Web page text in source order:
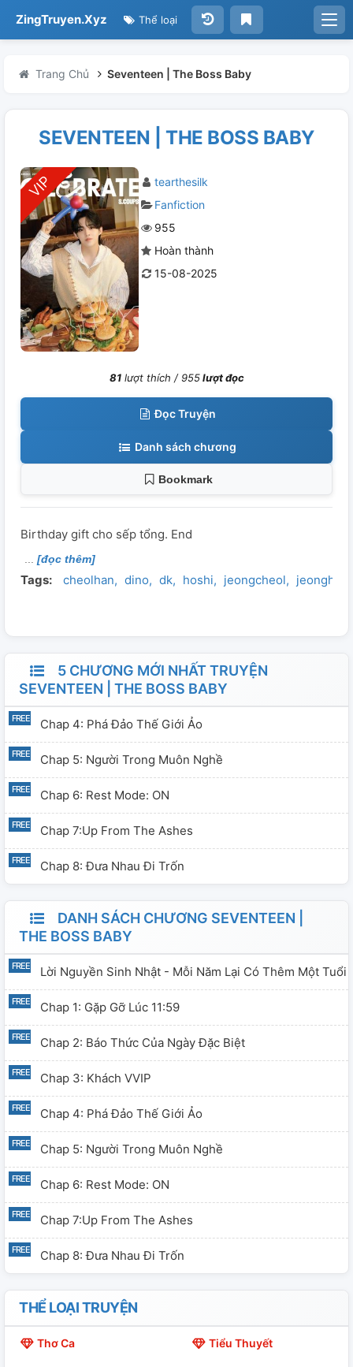
ZingTruyen.Xyz Thể loại
Trang Chủ Seventeen | The Boss Baby
SEVENTEEN | THE BOSS BABY
tearthesilk
Fanfiction
955
Hoàn thành
15-08-2025
81lượt thích /955lượt đọc
Đọc Truyện
Danh sách chương
Bookmark
Birthday gift cho sếp tổng. End
[đọc thêm]
Tags: cheolhan dino dk hoshi jeongcheol jeonghan
5 CHƯƠNG MỚI NHẤT TRUYỆN
SEVENTEEN | THE BOSS BABY
Chap 4: Phá Đảo Thế Giới Ảo
Chap 5: Người Trong Muôn Nghề
Chap 6: Rest Mode: ON
Chap 7:Up From The Ashes
Chap 8: Đưa Nhau Đi Trốn
DANH SÁCH CHƯƠNG SEVENTEEN |
THE BOSS BABY
Lời Nguyền Sinh Nhật - Mỗi Năm Lại Có Thêm Một Tuổi
Chap 1: Gặp Gỡ Lúc 11:59
Chap 2: Báo Thức Của Ngày Đặc Biệt
Chap 3: Khách VVIP
Chap 4: Phá Đảo Thế Giới Ảo
Chap 5: Người Trong Muôn Nghề
Chap 6: Rest Mode: ON
Chap 7:Up From The Ashes
Chap 8: Đưa Nhau Đi Trốn
THỂ LOẠI TRUYỆN
Thơ Ca Tiểu Thuyết